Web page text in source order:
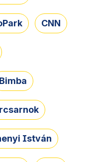
CNN
Bimba
István